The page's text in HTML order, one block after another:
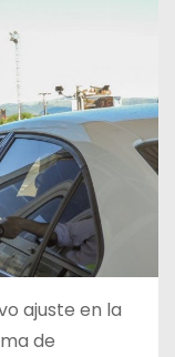
ajuste en la
de